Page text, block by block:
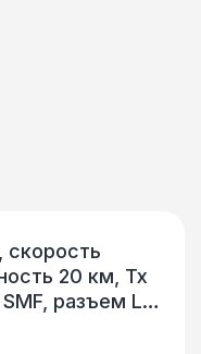
скорость
20 км, Tx
разъем LC